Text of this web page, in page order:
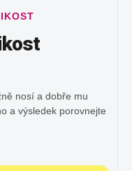
nosí a dobře mu
a výsledek porovnejte